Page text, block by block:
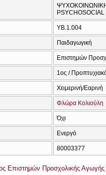
ΥΒ.1.004
Παιδαγωγική
Επιστημών
1ος /
Χειμερινή/Εαρινή
Φλώρα Κολιούλη
Όχι
Ενεργό
80003377
Επιστημών Προσχολικής Αγωγής